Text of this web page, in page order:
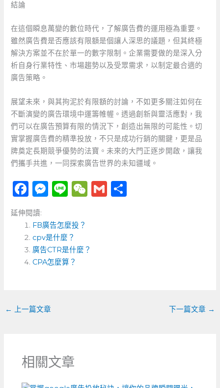
結論
在這個瞬息萬變的數位時代，了解廣告費的運用極為重要。
雖然廣告費是否應該有限額是個讓人深思的議題，但其終極
解決方案並不在於單一的數字限制。企業需要做的是深入分
析自身行業特性、市場趨勢以及受眾需求，以制定最合適的
廣告策略。
展望未來，與其拘泥於有限額的討論，不如更多關注如何在
不斷演變的廣告環境中運籌帷幄。透過創新與靈活應對，我
們可以在廣告預算有限的情況下，創造出無限的可能性。切
實掌握廣告費的精準投放，不只是成功行銷的關鍵，更是品
牌奠定長期競爭優勢的法寶。未來的大門正逐步開啟，讓我
們攜手共進，一同探索廣告世界的未知疆域。
F
a
c
e
b
o
M
ss
e
n
g
Li
e
W
a
G
延伸閱讀:
FB廣告怎麼投？
cpv是什麼？
廣告CTR是什麼？
CPA怎麼算？
← 上一篇文章 下一篇文章 →
相關文章